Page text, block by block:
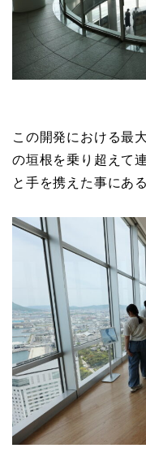
この開発における最
の垣根を乗り超えて
と手を携えた事にあ